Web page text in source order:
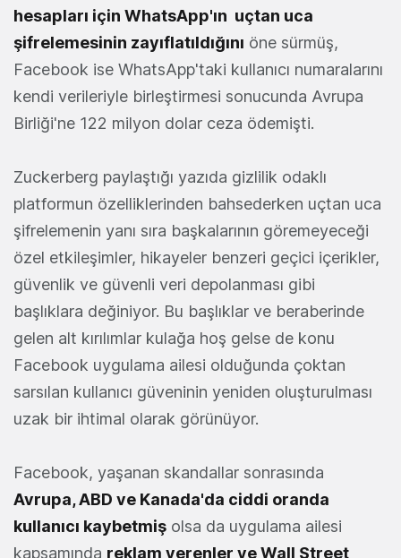
hesapları için WhatsApp'ın uçtan uca
şifrelemesinin zayıflatıldığını öne sürmüş,
Facebook ise WhatsApp'taki kullanıcı numaralarını
kendi verileriyle birleştirmesi sonucunda Avrupa
Birliği'ne 122 milyon dolar ceza ödemişti.
Zuckerberg paylaştığı yazıda gizlilik odaklı
platformun özelliklerinden bahsederken uçtan uca
şifrelemenin yanı sıra başkalarının göremeyeceği
özel etkileşimler, hikayeler benzeri geçici içerikler,
güvenlik ve güvenli veri depolanması gibi
başlıklara değiniyor. Bu başlıklar ve beraberinde
gelen alt kırılımlar kulağa hoş gelse de konu
Facebook uygulama ailesi olduğunda çoktan
sarsılan kullanıcı güveninin yeniden oluşturulması
uzak bir ihtimal olarak görünüyor.
Facebook, yaşanan skandallar sonrasında
Avrupa, ABD ve Kanada'da ciddi oranda
kullanıcı kaybetmiş olsa da uygulama ailesi
kapsamında reklam verenler ve Wall Street